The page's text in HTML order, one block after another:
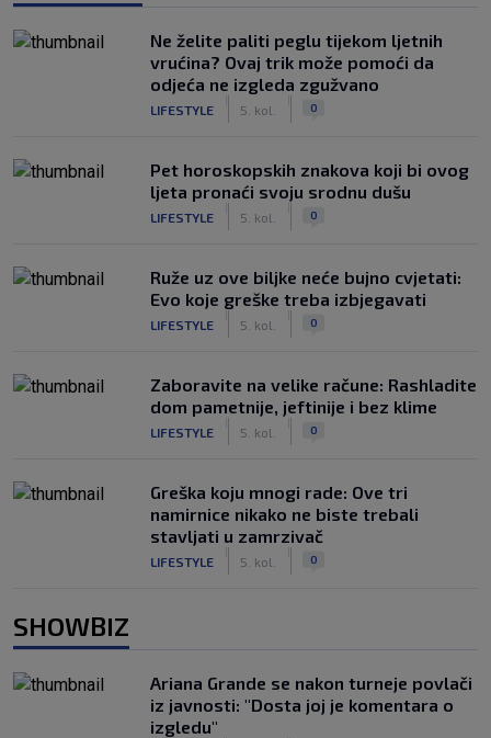
Ne želite paliti peglu tijekom ljetnih
vrućina? Ovaj trik može pomoći da
odjeća ne izgleda zgužvano
LIFESTYLE 5. kol. 0
Pet horoskopskih znakova koji bi ovog
ljeta pronaći svoju srodnu dušu
LIFESTYLE 5. kol. 0
Ruže uz ove biljke neće bujno cvjetati:
Evo koje greške treba izbjegavati
LIFESTYLE 5. kol. 0
Zaboravite na velike račune: Rashladite
dom pametnije, jeftinije i bez klime
LIFESTYLE 5. kol. 0
Greška koju mnogi rade: Ove tri
namirnice nikako ne biste trebali
stavljati u zamrzivač
LIFESTYLE 5. kol. 0
SHOWBIZ
Ariana Grande se nakon turneje povlači
iz javnosti: "Dosta joj je komentara o
izgledu"